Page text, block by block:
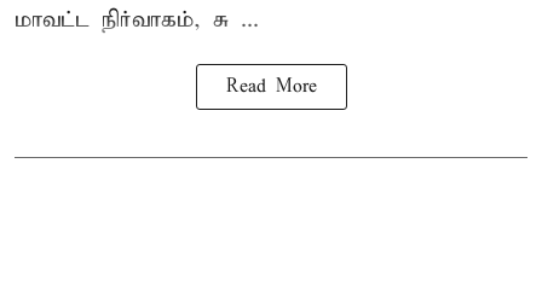
மாவட்ட நிர்வாகம், சு ...
Read More